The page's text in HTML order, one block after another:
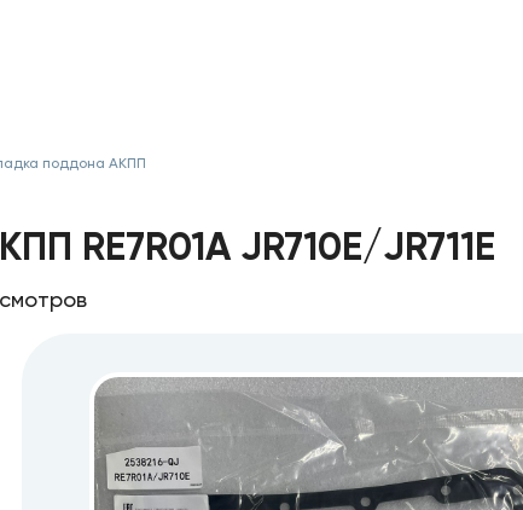
поддона АКПП
JR710E/JR711E